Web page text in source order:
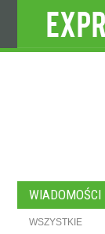
WIADOMOŚCI
WSZYSTKIE